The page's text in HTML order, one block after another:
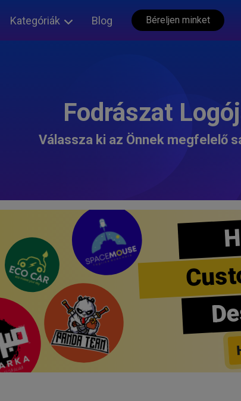
Kategóriák Blog Béreljen minket
Fodrászat
Válassza ki az Önnek megfelelő